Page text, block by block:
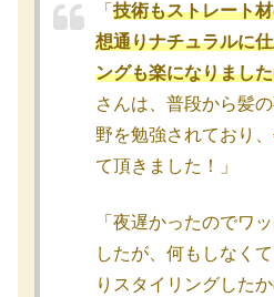
「 技術もストレート
想通りナチュラルに
ングも楽になりまし
さんは、普段から髪
野を勉強されており
て頂きました！」
「夜遅かったのでワ
したが、何もしなく
りスタイリングした